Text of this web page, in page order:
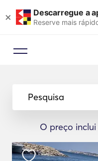
× Descarregue a
Reserve mais
Pesquisa
O preço